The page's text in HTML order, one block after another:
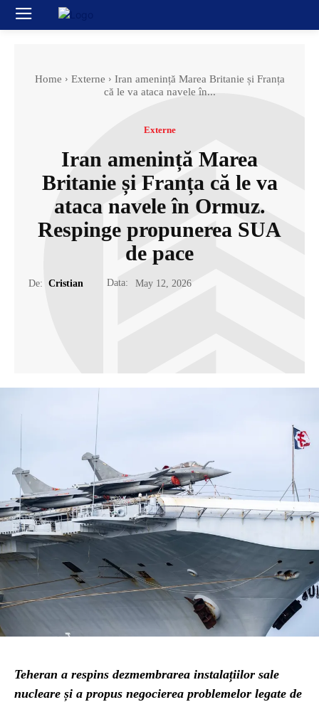
Home Externe
Iran amenință Marea Britanie și Franța
că le va ataca navele în...
Externe
Iran amenință Marea
Britanie și Franța că le va
ataca navele în Ormuz.
Respinge propunerea SUA
de pace
De: Cristian Data: May 12, 2026
Teheran a respins dezmembrarea instalațiilor sale
nucleare și a propus negocierea problemelor legate de